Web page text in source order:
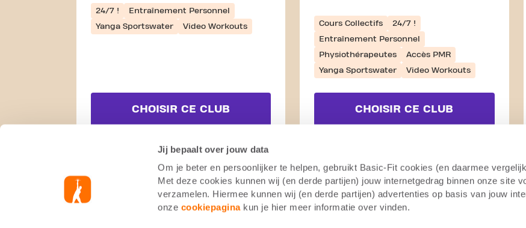
Jij bepaalt over jouw data
Om je beter en persoonlijker te helpen, gebruikt Basic-Fit cookies (en daarmee
Met deze cookies kunnen wij (en derde partijen) jouw internetgedrag binnen onze site
verzamelen. Hiermee kunnen wij (en derde partijen) advertenties op basis van jouw
onze cookiepaginakun je hier meer informatie over vinden.
24/7 !
Entraînement Personnel
Yanga Sportswater
Video Workouts
CHOISIR CE CLUB
VOIR DÉTAILS
Cours Collectifs
24/7 !
Entraînement Personnel
Physiothérapeutes
Accès PMR
Yanga Sportswater
Video Workouts
CHOISIR CE CLUB